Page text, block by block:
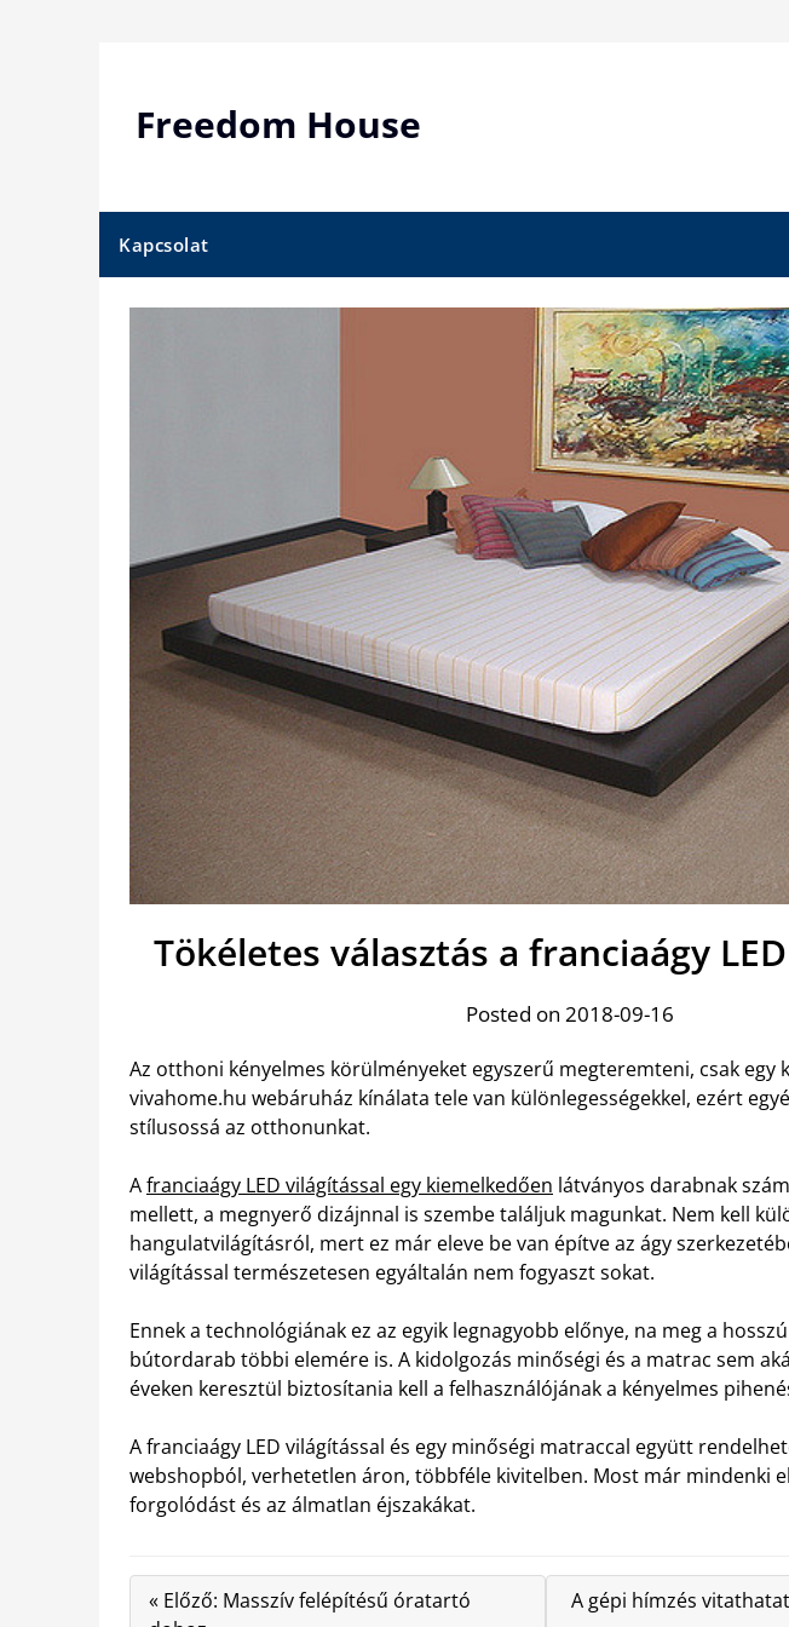
Freedom House
Kapcsolat
Tökéletes választás a franciaágy
Posted on 2018-09-16
Az otthoni kényelmes körülményeket egyszerű megteremteni, csak egy
vivahome.hu webáruház kínálata tele van különlegességekkel, ezért
stílusossá az otthonunkat.
Afranciaágy LED világítással egy kiemelkedően látványos darabnak
mellett, a megnyerő dizájnnal is szembe találjuk magunkat. Nem kell
hangulatvilágításról, mert ez már eleve be van építve az ágy
világítással természetesen egyáltalán nem fogyaszt sokat.
Ennek a technológiának ez az egyik legnagyobb előnye, na meg a
bútordarab többi elemére is. A kidolgozás minőségi és a matrac sem
éveken keresztül biztosítania kell a felhasználójának a kényelmes
A franciaágy LED világítással és egy minőségi matraccal együtt
webshopból, verhetetlen áron, többféle kivitelben. Most már mindenki
forgolódást és az álmatlan éjszakákat.
« Előző: Masszív felépítésű óratartó
A gépi hímzés